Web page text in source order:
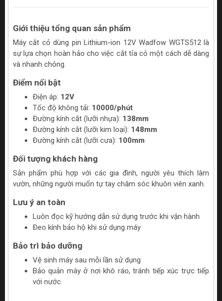
Giới thiệu tổng quan sản phẩm
Máy cắt cỏ dùng pin Lithium-ion 12V Wadfow WGTS512 là
sự lựa chọn hoàn hảo cho việc cắt tỉa cỏ một cách dễ dàng
và nhanh chóng.
Điểm nổi bật
Điện áp: 12V
Tốc độ không tải: 10000/phút
Đường kính cắt (lưỡi nhựa): 138mm
Đường kính cắt (lưỡi kim loại): 148mm
Đường kính cắt (lưỡi cưa): 100mm
Đối tượng khách hàng
Sản phẩm phù hợp với các gia đình, người yêu thích làm
vườn, những người muốn tự tay chăm sóc khuôn viên xanh.
Lưu ý an toàn
Luôn đọc kỹ hướng dẫn sử dụng trước khi vận hành
Đeo kính bảo hộ khi sử dụng máy
Bảo trì bảo dưỡng
Vệ sinh máy sau mỗi lần sử dụng
Bảo quản máy ở nơi khô ráo, tránh tiếp xúc trực tiếp
với nước